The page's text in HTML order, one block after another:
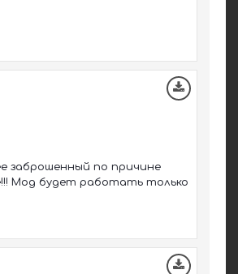
заброшенный по причине
Мод будет работать только